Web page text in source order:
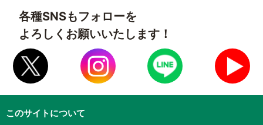
各種SNSもフォローを
よろしくお願いいたします！
このサイトについて